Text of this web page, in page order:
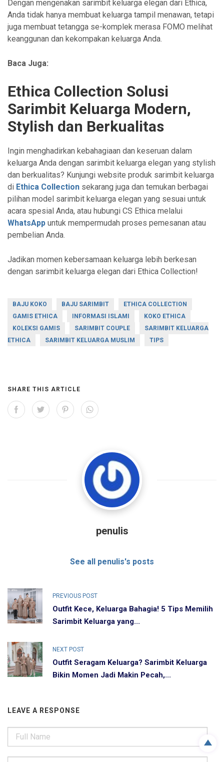
Dengan mengenakan sarimbit keluarga elegan dari Ethica,
Anda tidak hanya membuat keluarga tampil menawan, tetapi
juga membuat tetangga se-komplek merasa FOMO melihat
keanggunan dan kekompakan keluarga Anda.
Baca Juga:
Ethica Collection Solusi
Sarimbit Keluarga Modern,
Stylish dan Berkualitas
Ingin menghadirkan kebahagiaan dan keseruan dalam
keluarga Anda dengan sarimbit keluarga elegan yang stylish
dan berkualitas? Kunjungi website produk sarimbit keluarga
di Ethica Collection sekarang juga dan temukan berbagai
pilihan model sarimbit keluarga elegan yang sesuai untuk
acara spesial Anda, atau hubungi CS Ethica melalui
WhatsApp untuk mempermudah proses pemesanan atau
pembelian Anda.
Jadikan momen kebersamaan keluarga lebih berkesan
dengan sarimbit keluarga elegan dari Ethica Collection!
BAJU KOKO BAJU SARIMBIT
ETHICA COLLECTION
GAMIS ETHICA
INFORMASI ISLAMI
KOKO ETHICA
KOLEKSI GAMIS
SARIMBIT COUPLE
SARIMBIT KELUARGA
ETHICA
SARIMBIT KELUARGA MUSLIM TIPS
SHARE THIS ARTICLE
penulis
See all penulis's posts
PREVIOUS POST
Outfit Kece, Keluarga Bahagia! 5 Tips Memilih
Sarimbit Keluarga yang...
NEXT POST
Outfit Seragam Keluarga? Sarimbit Keluarga
Bikin Momen Jadi Makin Pecah,...
LEAVE A RESPONSE